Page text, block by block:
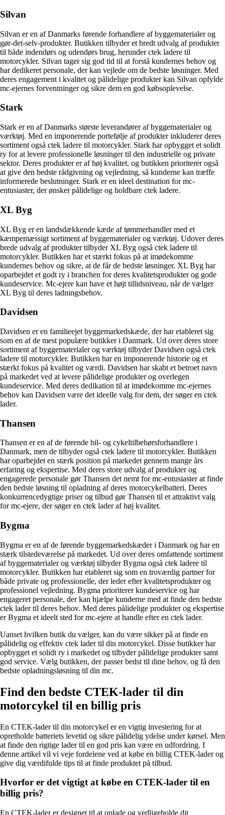
Silvan
Silvan er en af Danmarks førende forhandlere af byggematerialer og
gør-det-selv-produkter. Butikken tilbyder et bredt udvalg af produkter
til både indendørs og udendørs brug, herunder ctek ladere til
motorcykler. Silvan tager sig god tid til at forstå kundernes behov og
har dedikeret personale, der kan vejlede om de bedste løsninger. Med
deres engagement i kvalitet og pålidelige produkter kan Silvan opfylde
mc-ejernes forventninger og sikre dem en god købsoplevelse.
Stark
Stark er en af Danmarks største leverandører af byggematerialer og
værktøj. Med en imponerende portefølje af produkter inkluderer deres
sortiment også ctek ladere til motorcykler. Stark har opbygget et solidt
ry for at levere professionelle løsninger til den industrielle og private
sektor. Deres produkter er af høj kvalitet, og butikken prioriterer også
at give den bedste rådgivning og vejledning, så kunderne kan træffe
informerede beslutninger. Stark er en ideel destination for mc-
entusiaster, der ønsker pålidelige og holdbare ctek ladere.
XL Byg
XL Byg er en landsdækkende kæde af tømmerhandler med et
kæmpemæssigt sortiment af byggematerialer og værktøj. Udover deres
brede udvalg af produkter tilbyder XL Byg også ctek ladere til
motorcykler. Butikken har et stærkt fokus på at imødekomme
kundernes behov og sikre, at de får de bedste løsninger. XL Byg har
oparbejdet et godt ry i branchen for deres kvalitetsprodukter og gode
kundeservice. Mc-ejere kan have et højt tillidsniveau, når de vælger
XL Byg til deres ladningsbehov.
Davidsen
Davidsen er en familieejet byggemarkedskæde, der har etableret sig
som en af de mest populære butikker i Danmark. Ud over deres store
sortiment af byggematerialer og værktøj tilbyder Davidsen også ctek
ladere til motorcykler. Butikken har en imponerende historie og et
stærkt fokus på kvalitet og værdi. Davidsen har skabt et betroet navn
på markedet ved at levere pålidelige produkter og overlegen
kundeservice. Med deres dedikation til at imødekomme mc-ejernes
behov kan Davidsen være det ideelle valg for dem, der søger en ctek
lader.
Thansen
Thansen er en af de førende bil- og cykeltilbehørsforhandlere i
Danmark, men de tilbyder også ctek ladere til motorcykler. Butikken
har oparbejdet en stærk position på markedet gennem mange års
erfaring og ekspertise. Med deres store udvalg af produkter og
engagerede personale gør Thansen det nemt for mc-entusiaster at finde
den bedste løsning til opladning af deres motorcykelbatteri. Deres
konkurrencedygtige priser og tilbud gør Thansen til et attraktivt valg
for mc-ejere, der søger en ctek lader af høj kvalitet.
Bygma
Bygma er en af de førende byggemarkedskæder i Danmark og har en
stærk tilstedeværelse på markedet. Ud over deres omfattende sortiment
af byggematerialer og værktøj tilbyder Bygma også ctek ladere til
motorcykler. Butikken har etableret sig som en troværdig partner for
både private og professionelle, der leder efter kvalitetsprodukter og
professionel vejledning. Bygma prioriterer kundeservice og har
engageret personale, der kan hjælpe kunderne med at finde den bedste
ctek lader til deres behov. Med deres pålidelige produkter og ekspertise
er Bygma et ideelt sted for mc-ejere at handle efter en ctek lader.
Uanset hvilken butik du vælger, kan du være sikker på at finde en
pålidelig og effektiv ctek lader til din motorcykel. Disse butikker har
opbygget et solidt ry i markedet og tilbyder pålidelige produkter samt
god service. Vælg butikken, der passer bedst til dine behov, og få den
bedste opladningsløsning til din mc.
Find den bedste CTEK-lader til din
motorcykel til en billig pris
En CTEK-lader til din motorcykel er en vigtig investering for at
opretholde batteriets levetid og sikre pålidelig ydelse under kørsel. Men
at finde den rigtige lader til en god pris kan være en udfordring. I
denne artikel vil vi veje fordelene ved at købe en billig CTEK-lader og
give dig værdifulde tips til at finde produktet på tilbud.
Hvorfor er det vigtigt at købe en CTEK-lader til en
billig pris?
En CTEK-lader er designet til at oplade og vedligeholde dit